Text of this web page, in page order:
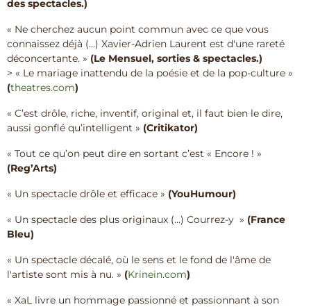
des spectacles.)
« Ne cherchez aucun point commun avec ce que vous
connaissez déjà (…) Xavier-Adrien Laurent est d'une rareté
déconcertante. » (Le Mensuel, sorties & spectacles.)
> « Le mariage inattendu de la poésie et de la pop-culture »
(theatres.com)
« C’est drôle, riche, inventif, original et, il faut bien le dire,
aussi gonflé qu’intelligent » (Critikator)
« Tout ce qu’on peut dire en sortant c’est « Encore ! »
(Reg’Arts)
« Un spectacle drôle et efficace » (YouHumour)
« Un spectacle des plus originaux (...) Courrez-y » (France
Bleu)
« Un spectacle décalé, où le sens et le fond de l'âme de
l'artiste sont mis à nu. » (Krinein.com)
« XaL livre un hommage passionné et passionnant à son